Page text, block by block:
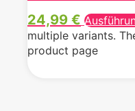
24,99 €
multiple variants.
product page